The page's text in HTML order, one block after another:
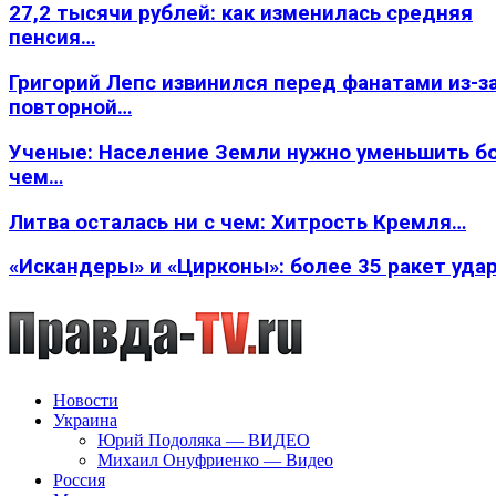
27,2 тысячи рублей: как изменилась средняя
пенсия…
Григорий Лепс извинился перед фанатами из-
повторной…
Ученые: Население Земли нужно уменьшить
чем…
Литва осталась ни с чем: Хитрость Кремля…
«Искандеры» и «Цирконы»: более 35 ракет
Новости
Украина
Юрий Подоляка — ВИДЕО
Михаил Онуфриенко — Видео
Россия